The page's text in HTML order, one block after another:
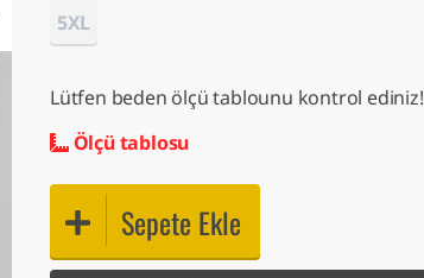
5XL
Lütfen beden ölçü tablounu kontrol ediniz!
Ölçü tablosu
Sepete Ekle